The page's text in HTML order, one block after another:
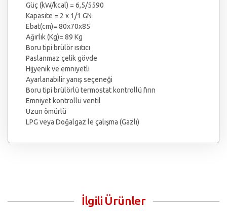
Güç (kW/kcal) = 6,5/5590
Kapasite = 2 x 1/1 GN
Ebat(cm)= 80x70x85
Ağırlık (Kg)= 89 Kg
Boru tipi brülör ısıtıcı
Paslanmaz çelik gövde
Hijyenik ve emniyetli
Ayarlanabilir yanış seçeneği
Boru tipi brülörlü termostat kontrollü fırın
Emniyet kontrollü ventil
Uzun ömürlü
LPG veya Doğalgaz le çalışma (Gazlı)
İlgili Ürünler